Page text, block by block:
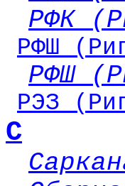
РФК
РФШ
РФШ
РЭЗ
С